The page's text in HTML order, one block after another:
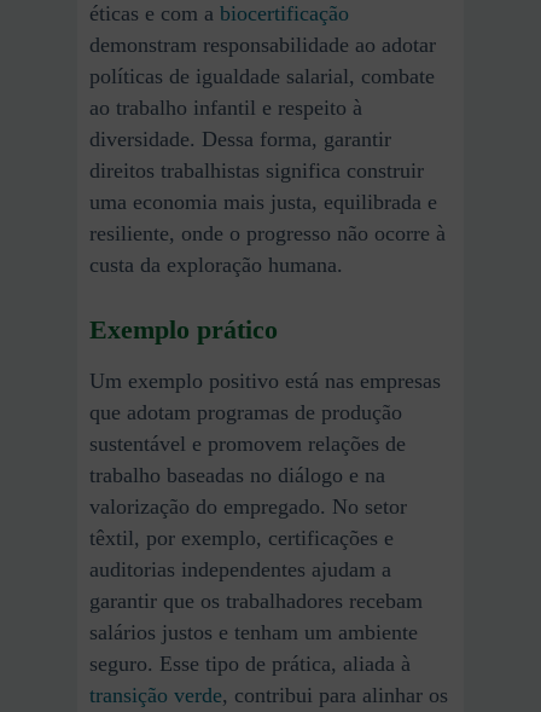
éticas e com a biocertificação
demonstram responsabilidade ao adotar
políticas de igualdade salarial, combate
ao trabalho infantil e respeito à
diversidade. Dessa forma, garantir
direitos trabalhistas significa construir
uma economia mais justa, equilibrada e
resiliente, onde o progresso não ocorre à
custa da exploração humana.
Exemplo prático
Um exemplo positivo está nas empresas
que adotam programas de produção
sustentável e promovem relações de
trabalho baseadas no diálogo e na
valorização do empregado. No setor
têxtil, por exemplo, certificações e
auditorias independentes ajudam a
garantir que os trabalhadores recebam
salários justos e tenham um ambiente
seguro. Esse tipo de prática, aliada à
transição verde, contribui para alinhar os